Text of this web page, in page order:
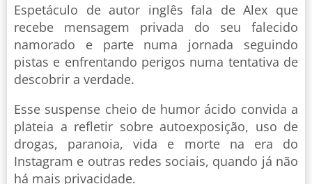
Espetáculo de autor inglês fala de Alex que
recebe mensagem privada do seu falecido
namorado e parte numa jornada seguindo
pistas e enfrentando perigos numa tentativa de
descobrir a verdade.
Esse suspense cheio de humor ácido convida a
plateia a refletir sobre autoexposição, uso de
drogas, paranoia, vida e morte na era do
Instagram e outras redes sociais, quando já não
há mais privacidade.